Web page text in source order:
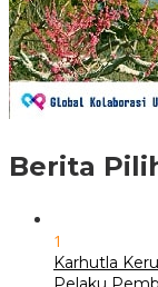
Berita
1
Karhutla